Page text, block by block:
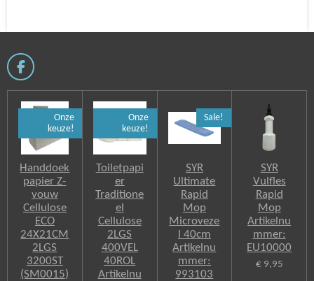
F
e
Onze
keuze!
Handdoek
papier Z-
vouw
Cellulose
ECO
24X21CM
2LGS
3200ST
(SM0015)
Onze
keuze!
Toiletpapi
er
Traditione
el
Cellulose
2LGS
400VEL
40ROL
Artikelnu
Sale!
SYR
Ultimate
Rapid
Mop
Microveze
l 40cm
Artikelnu
mmer:
993103
SYR
Vulfles
Rapid
Mop
Artikelnu
mmer:
EU10000
€ 9,95